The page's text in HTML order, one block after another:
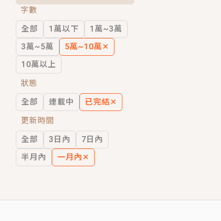
穿越｜《穿越遠古後成了野人娘子》你
字數
全部
1萬以下
1萬~3萬
3萬~5萬
5萬~10萬 ✕
10萬以上
狀態
全部
連載中 已完結✕
更新時間
全部
3日內
7日內
半月內
一月內 ✕